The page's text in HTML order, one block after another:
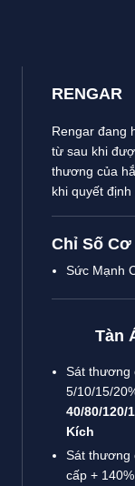
RENGAR
Rengar đang
từ sau khi
thương của
khi quyết định
Chỉ Số Cơ
Sức Mạnh
Tàn
Sát thương
5/10/15/
40/80/120/
Kích
Sát thương
cấp +